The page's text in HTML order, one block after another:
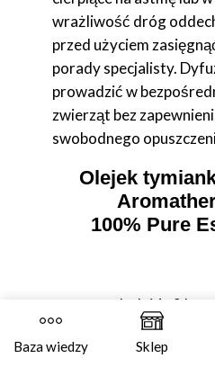
wrażliwość dróg
przed użyciem
porady specjalisty.
prowadzić w
zwierząt bez
swobodnego
Olejek
100% Pure
dodaj 1–2
wody w dyfuzorze
Doskonały w połączeniu
Baza wiedzy Sklep